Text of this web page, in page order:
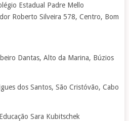
Estadual Padre Mello
Roberto Silveira 578, Centro, Bom
Dantas, Alto da Marina, Búzios
dos Santos, São Cristóvão, Cabo
Sara Kubitschek